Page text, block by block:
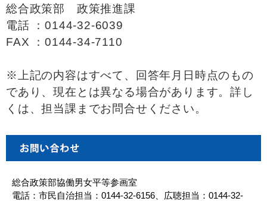
総合政策部 政策推進課
電話 ：0144-32-6039
FAX ：0144-34-7110
※上記の内容はすべて、回答年月日時点のもの
であり、現在とは異なる場合があります。詳し
くは、担当課までお問合せください。
総合政策部協働男女平等参画室
電話：市民自治担当：0144-32-6156、広聴担当：0144-32-